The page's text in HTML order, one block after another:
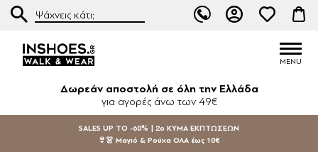
Δωρεάν αποστολή σε όλη την Ελλάδα
για αγορές άνω των 49€
SALES UP TO -60% | 2ο ΚΥΜΑ ΕΚΠΤΩΣΕΩΝ
👙👗 Μαγιό & Ρούχα ΟΛΑ έως 10€